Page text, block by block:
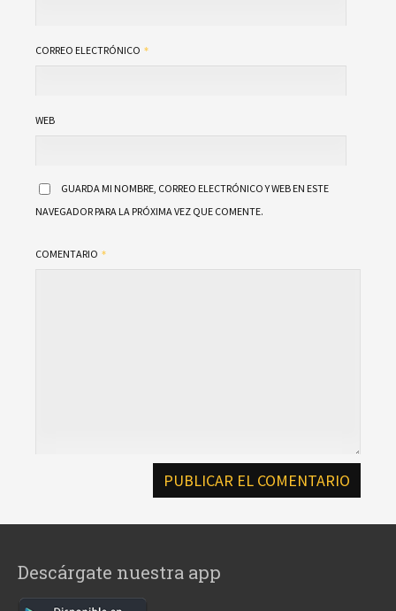
CORREO ELECTRÓNICO
WEB
GUARDA MI NOMBRE, CORREO ELECTRÓNICO Y WEB EN ESTE
NAVEGADOR PARA LA PRÓXIMA VEZ QUE COMENTE.
COMENTARIO
Descárgate nuestra app